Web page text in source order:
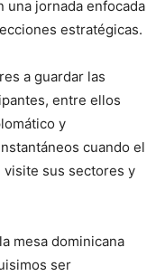
jornada enfocada
estratégicas.
a guardar las
entre ellos
y
cuando el
visite sus sectores y
mesa dominicana
ser